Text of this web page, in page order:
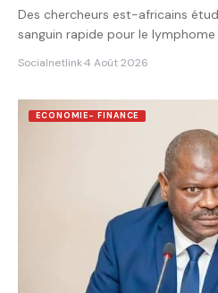
Des chercheurs est-africains
sanguin rapide pour le
Socialnetlink·4 Août 2026
ECONOMIE- FINANCE